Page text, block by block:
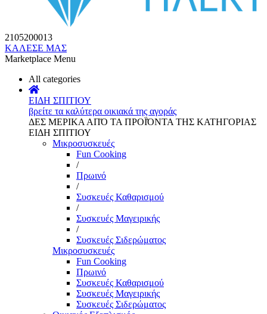
2105200013
ΚΑΛΕΣΕ ΜΑΣ
Marketplace Menu
All categories
ΕΙΔΗ ΣΠΙΤΙΟΥ
βρείτε τα καλύτερα οικιακά της αγοράς
ΔΕΣ ΜΕΡΙΚΑ ΑΠΌ ΤΑ ΠΡΟΪΌΝΤΑ ΤΗΣ ΚΑΤΗΓΟΡΙΑΣ
ΕΙΔΗ ΣΠΙΤΙΟΥ
Μικροσυσκευές
Fun Cooking
/
Πρωινό
/
Συσκευές Καθαρισμού
/
Συσκευές Μαγειρικής
/
Συσκευές Σιδερώματος
Μικροσυσκευές
Fun Cooking
Πρωινό
Συσκευές Καθαρισμού
Συσκευές Μαγειρικής
Συσκευές Σιδερώματος